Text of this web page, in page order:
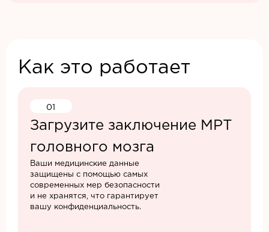
Как это работает
01
Загрузите заключение МРТ
головного мозга
Ваши медицинские данные
защищены с помощью самых
современных мер безопасности
и не хранятся, что гарантирует
вашу конфиденциальность.